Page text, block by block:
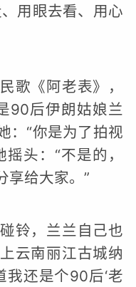
用眼去看、用心
歌《阿老表》，
90后伊朗姑娘兰
：“你是为了拍视
头：“不是的，
享给大家。”
铃，兰兰自己也
云南丽江古城纳
我还是个90后‘老